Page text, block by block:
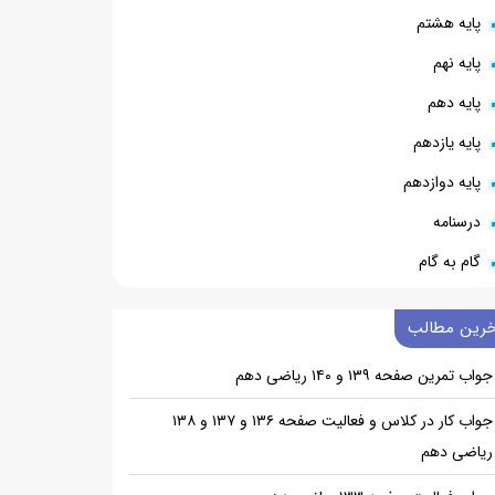
پایه هشتم
پایه نهم
پایه دهم
پایه یازدهم
پایه دوازدهم
درسنامه
گام به گام
مطالب
جواب تمرین صفحه ۱۳۹ و ۱۴۰ ریاضی دهم
جواب کار در کلاس و فعالیت صفحه ۱۳۶ و ۱۳۷ و ۱۳۸
ریاضی دهم